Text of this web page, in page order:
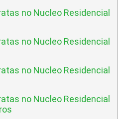
no Nucleo Residencial
no Nucleo Residencial
no Nucleo Residencial
no Nucleo Residencial